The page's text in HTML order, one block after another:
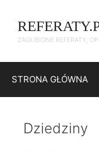
treściZAGUBIONE REFERATY,
STRONA GŁÓWNA
Dziedziny